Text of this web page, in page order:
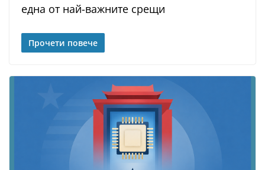
една от най-важните срещи
Прочети повече